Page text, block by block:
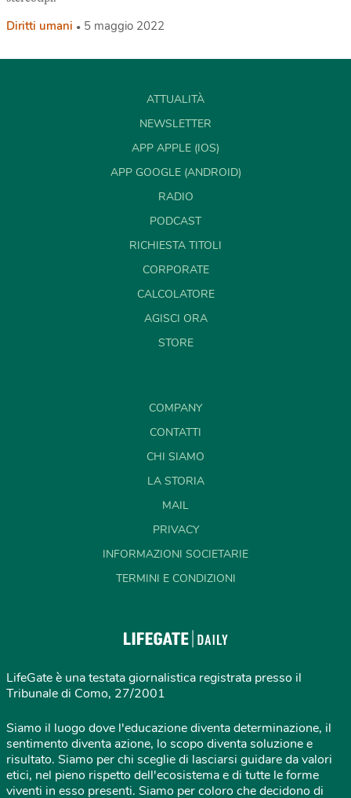
Diritti umani 5 maggio 2022
ATTUALITÀ
NEWSLETTER
APP APPLE (IOS)
APP GOOGLE (ANDROID)
RADIO
PODCAST
RICHIESTA TITOLI
CORPORATE
CALCOLATORE
AGISCI ORA
STORE
COMPANY
CONTATTI
CHI SIAMO
LA STORIA
MAIL
PRIVACY
INFORMAZIONI SOCIETARIE
TERMINI E CONDIZIONI
LifeGate è una testata giornalistica registrata presso il
Tribunale di Como, 27/2001
Siamo il luogo dove l'educazione diventa determinazione, il
sentimento diventa azione, lo scopo diventa soluzione e
risultato. Siamo per chi sceglie di lasciarsi guidare da valori
etici, nel pieno rispetto dell'ecosistema e di tutte le forme
viventi in esso presenti. Siamo per coloro che decidono di